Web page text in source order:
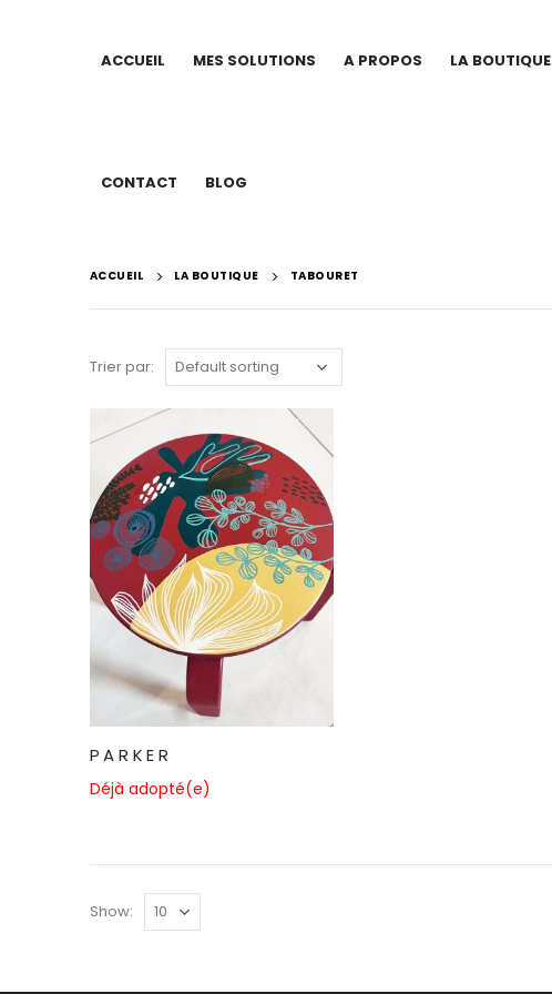
ACCUEIL MES SOLUTIONS A PROPOS LA BOUTIQUE
CONTACT BLOG
ACCUEIL LA BOUTIQUE TABOURET
Trier par:
P A R K E R
Déjà adopté(e)
Show: